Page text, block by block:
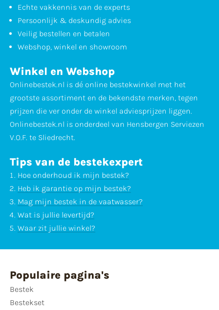
Echte vakkennis van de experts
Persoonlijk & deskundig advies
Veilig bestellen en betalen
Webshop, winkel en showroom
Winkel en Webshop
Onlinebestek.nl is dé online bestekwinkel met het
grootste assortiment en de bekendste merken, tegen
prijzen die ver onder de winkel adviesprijzen liggen.
Onlinebestek.nl is onderdeel van Hensbergen Serviezen
V.O.F. te Sliedrecht.
Tips van de bestekexpert
Hoe onderhoud ik mijn bestek?
Heb ik garantie op mijn bestek?
Mag mijn bestek in de vaatwasser?
Wat is jullie levertijd?
Waar zit jullie winkel?
Populaire pagina's
Bestek
Bestekset